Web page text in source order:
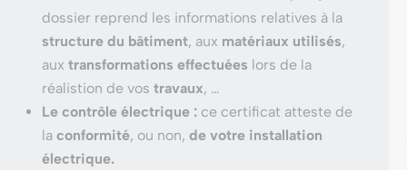
dossier reprend les informations relatives à la
structure du bâtiment, aux matériaux utilisés,
aux transformations effectuées lors de la
réalistion de vos travaux, …
Le contrôle électrique : ce certificat atteste de
la conformité, ou non, de votre installation
électrique.